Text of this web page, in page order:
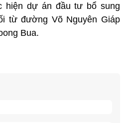
hiện dự án đầu tư bổ sung
từ đường Võ Nguyên Giáp
Bua.